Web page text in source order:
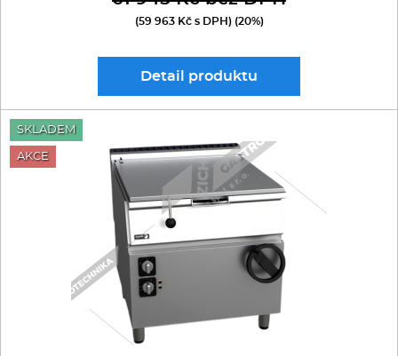
(59 963 Kč s DPH) (20%)
Detail produktu
SKLADEM
AKCE